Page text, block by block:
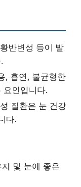
반변성 등이 발
, 흡연, 불균형한
요인입니다.
질환은 눈 건강
다.
및 눈에 좋은